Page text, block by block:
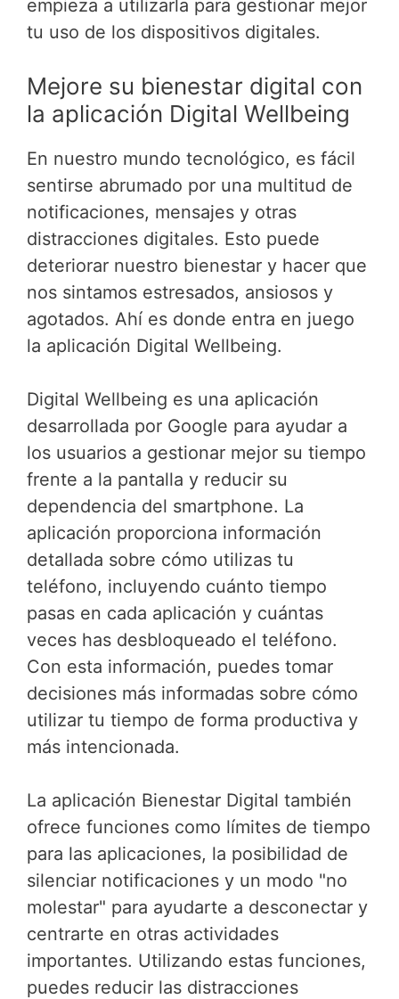
empieza a utilizarla para gestionar mejor
tu uso de los dispositivos digitales.
Mejore su bienestar digital con
la aplicación Digital Wellbeing
En nuestro mundo tecnológico, es fácil
sentirse abrumado por una multitud de
notificaciones, mensajes y otras
distracciones digitales. Esto puede
deteriorar nuestro bienestar y hacer que
nos sintamos estresados, ansiosos y
agotados. Ahí es donde entra en juego
la aplicación Digital Wellbeing.
Digital Wellbeing es una aplicación
desarrollada por Google para ayudar a
los usuarios a gestionar mejor su tiempo
frente a la pantalla y reducir su
dependencia del smartphone. La
aplicación proporciona información
detallada sobre cómo utilizas tu
teléfono, incluyendo cuánto tiempo
pasas en cada aplicación y cuántas
veces has desbloqueado el teléfono.
Con esta información, puedes tomar
decisiones más informadas sobre cómo
utilizar tu tiempo de forma productiva y
más intencionada.
La aplicación Bienestar Digital también
ofrece funciones como límites de tiempo
para las aplicaciones, la posibilidad de
silenciar notificaciones y un modo "no
molestar" para ayudarte a desconectar y
centrarte en otras actividades
importantes. Utilizando estas funciones,
puedes reducir las distracciones